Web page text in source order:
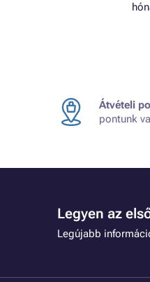
Átvételi
pontunk
Legyen az
Legújabb